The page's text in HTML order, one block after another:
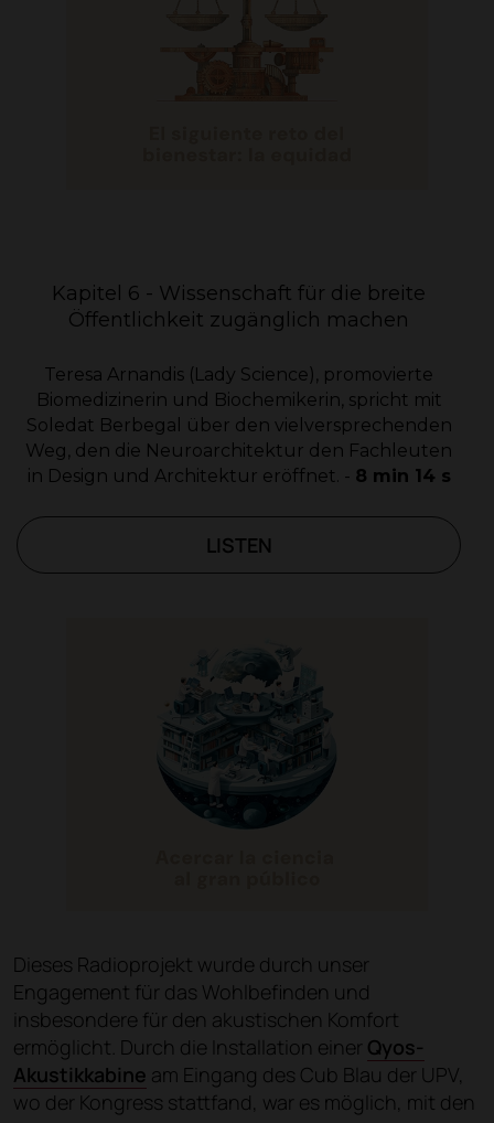
Kapitel 6 - Wissenschaft für die breite
Öffentlichkeit zugänglich machen
Teresa Arnandis (Lady Science), promovierte
Biomedizinerin und Biochemikerin, spricht mit
Soledat Berbegal über den vielversprechenden
Weg, den die Neuroarchitektur den Fachleuten
in Design und Architektur eröffnet. - 8 min 14 s
LISTEN
Dieses Radioprojekt wurde durch unser
Engagement für das Wohlbefinden und
insbesondere für den akustischen Komfort
ermöglicht. Durch die Installation einer Qyos-
Akustikkabine am Eingang des Cub Blau der UPV,
wo der Kongress stattfand, war es möglich, mit den